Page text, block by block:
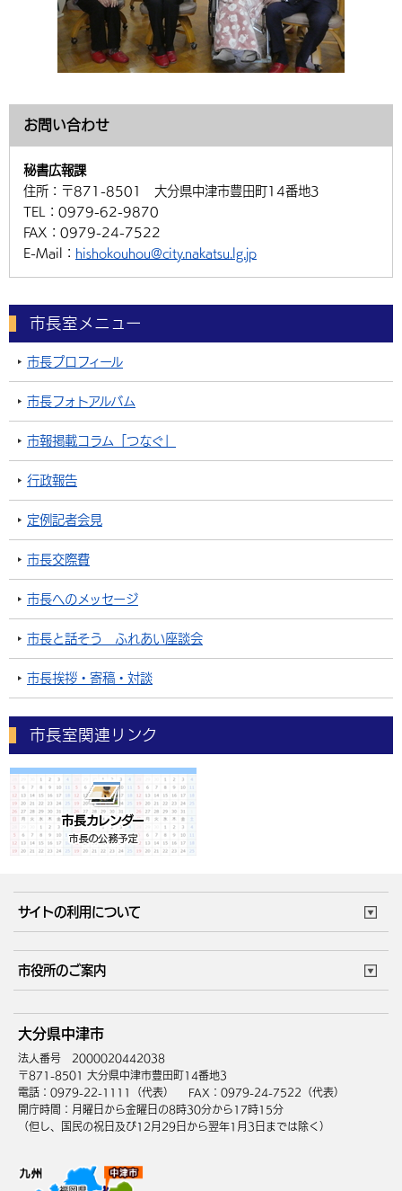
お問い合わせ
秘書広報課
住所： 〒871-8501 大分県中津市豊田町14番地3
TEL： 0979-62-9870
FAX： 0979-24-7522
E-Mail： hishokouhou@city.nakatsu.lg.jp
市長室メニュー
市長プロフィール
市長フォトアルバム
市報掲載コラム「つなぐ」
行政報告
定例記者会見
市長交際費
市長へのメッセージ
市長と話そう ふれあい座談会
市長挨拶・寄稿・対談
市長室関連リンク
サイトの利用について
サイトマップ
市役所のご案内
庁舎地図 組織案内
中津市へのアクセス
大分県中津市
法人番号 2000020442038
〒871-8501 大分県中津市豊田町14番地3
電話：0979-22-1111（代表）
FAX：0979-24-7522（代表）
開庁時間：月曜日から金曜日の8時30分から17時15分
（但し、国民の祝日及び12月29日から翌年1月3日までは除く）